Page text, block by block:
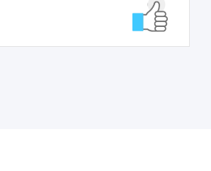
대륜법률상담예약